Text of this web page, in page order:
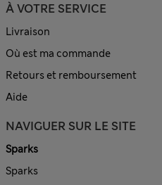
À VOTRE SERVICE
Livraison
Où est ma commande
Retours et remboursement
Aide
NAVIGUER SUR LE SITE
Sparks
Sparks